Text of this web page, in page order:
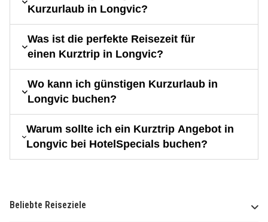
Kurzurlaub in Longvic?
Was ist die perfekte Reisezeit für
einen Kurztrip in Longvic?
Wo kann ich günstigen Kurzurlaub in
Longvic buchen?
Warum sollte ich ein Kurztrip Angebot in
Longvic bei HotelSpecials buchen?
Beliebte Reiseziele